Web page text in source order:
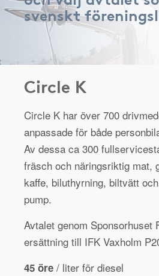
svenskt
Circle K
Circle K har över 700
anpassade för både
Av dessa ca 300
fräsch och näringsriktig mat,
kaffe, biluthyrning, biltvätt
pump.
Avtalet genom Sponsorhuset
ersättning till IFK Vaxholm
45 öre / liter för diesel